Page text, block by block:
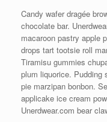
Candy wafer dragée
chocolate bar.
macaroon pastry apple
drops tart tootsie roll
Tiramisu gummies
plum liquorice. Pudding
pie marzipan bonbon.
applicake ice cream
Unerdwear.com bear